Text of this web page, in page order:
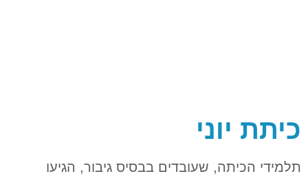
כיתת יוני
תלמידי הכיתה, שעובדים בבסיס גיבור, הגיעו